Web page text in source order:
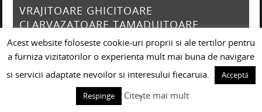
VRAJITOARE GHICITOARE
CLARVAZATOARE TAMADUITOARE
BUCURESTI
VRAJITOARE GHICITOARE
Acest website foloseste cookie-uri proprii si ale tertilor pentru
a furniza vizitatorilor o experienta mult mai buna de navigare
si servicii adaptate nevoilor si interesului fiecaruia.
Acceptă
Respinge
Citește mai mult